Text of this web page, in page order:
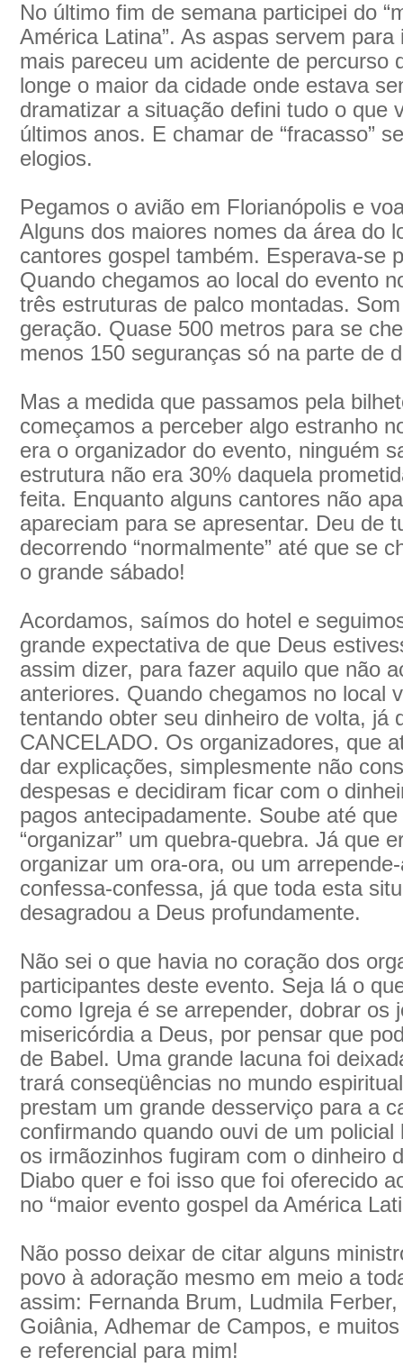
No último fim de semana participei do
América Latina”. As aspas servem
mais pareceu um acidente de percurso
longe o maior da cidade onde estava
dramatizar a situação defini tudo o que
últimos anos. E chamar de “fracasso”
elogios.
Pegamos o avião em Florianópolis e
Alguns dos maiores nomes da área do
cantores gospel também. Esperava-se
Quando chegamos ao local do evento
três estruturas de palco montadas.
geração. Quase 500 metros para se
menos 150 seguranças só na parte de
Mas a medida que passamos pela
começamos a perceber algo estranho
era o organizador do evento, ninguém
estrutura não era 30% daquela
feita. Enquanto alguns cantores não
apareciam para se apresentar. Deu de
decorrendo “normalmente” até que se
o grande sábado!
Acordamos, saímos do hotel e
grande expectativa de que Deus
assim dizer, para fazer aquilo que não
anteriores. Quando chegamos no local
tentando obter seu dinheiro de volta, já
CANCELADO. Os organizadores, que
dar explicações, simplesmente não
despesas e decidiram ficar com o
pagos antecipadamente. Soube até
“organizar” um quebra-quebra. Já que
organizar um ora-ora, ou um
confessa-confessa, já que toda esta
desagradou a Deus profundamente.
Não sei o que havia no coração dos
participantes deste evento. Seja lá o
como Igreja é se arrepender, dobrar os
misericórdia a Deus, por pensar que
de Babel. Uma grande lacuna foi
trará conseqüências no mundo
prestam um grande desserviço para a
confirmando quando ouvi de um
os irmãozinhos fugiram com o dinheiro
Diabo quer e foi isso que foi oferecido
no “maior evento gospel da América
Não posso deixar de citar alguns
povo à adoração mesmo em meio a
assim: Fernanda Brum, Ludmila
Goiânia, Adhemar de Campos, e
e referencial para mim!